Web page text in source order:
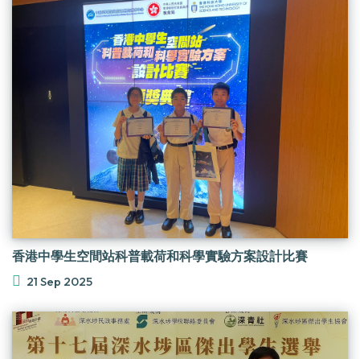
香港中學生空間站科普載荷和科學實驗方案設計比賽
21 Sep 2025